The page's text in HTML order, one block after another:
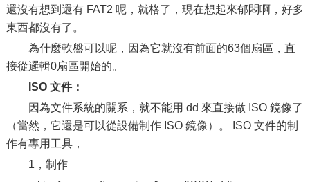
還沒有想到還有 FAT2 呢，就格了，現在想起來郁悶啊，好多
東西都沒有了。
為什麼軟盤可以呢，因為它就沒有前面的63個扇區，直
接從邏輯0扇區開始的。
ISO 文件：
因為文件系統的關系，就不能用 dd 來直接做 ISO 鏡像了
（當然，它還是可以從設備制作 ISO 鏡像）。 ISO 文件的制
作有專用工具，
1，制作